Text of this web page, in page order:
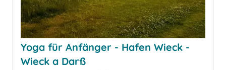
Yoga für Anfänger - Hafen Wieck -
Wieck a Darß